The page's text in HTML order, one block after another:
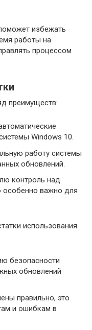
избежать
работы на
процессом
преимуществ:
Windows 10.
работу системы
обновлений.
контроль над
особенно важно для
использования
безопасности
обновлений
правильно, это
и ошибкам в